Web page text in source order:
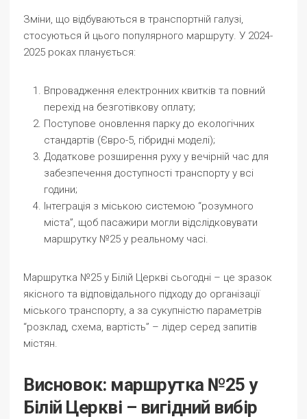
Зміни, що відбуваються в транспортній галузі,
стосуються й цього популярного маршруту. У 2024-
2025 роках планується:
Впровадження електронних квитків та повний
перехід на безготівкову оплату;
Поступове оновлення парку до екологічних
стандартів (Євро-5, гібридні моделі);
Додаткове розширення руху у вечірній час для
забезпечення доступності транспорту у всі
години;
Інтеграція з міською системою “розумного
міста”, щоб пасажири могли відслідковувати
маршрутку №25 у реальному часі.
Маршрутка №25 у Білій Церкві сьогодні – це зразок
якісного та відповідального підходу до організації
міського транспорту, а за сукупністю параметрів
“розклад, схема, вартість” – лідер серед запитів
містян.
Висновок: маршрутка №25 у
Білій Церкві – вигідний вибір